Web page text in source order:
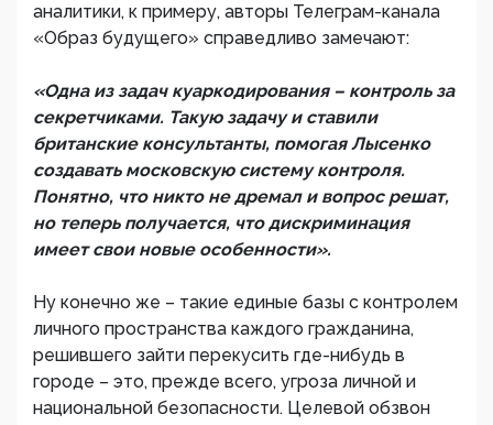
аналитики, к примеру, авторы Телеграм-канала
«Образ будущего» справедливо замечают:
«Одна из задач куаркодирования – контроль за
секретчиками. Такую задачу и ставили
британские консультанты, помогая Лысенко
создавать московскую систему контроля.
Понятно, что никто не дремал и вопрос решат,
но теперь получается, что дискриминация
имеет свои новые особенности».
Ну конечно же – такие единые базы с контролем
личного пространства каждого гражданина,
решившего зайти перекусить где-нибудь в
городе – это, прежде всего, угроза личной и
национальной безопасности. Целевой обзвон